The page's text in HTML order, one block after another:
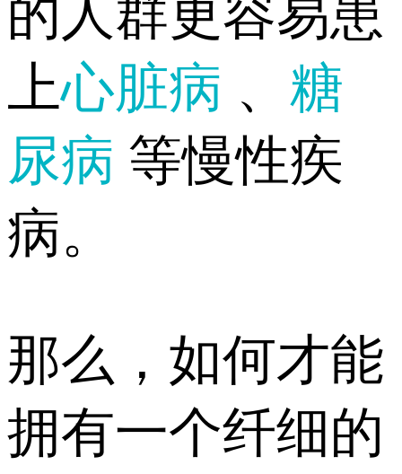
的人群更容易患
上心脏病 、 糖
尿病 等慢性疾
病。
那么，如何才能
拥有一个纤细的